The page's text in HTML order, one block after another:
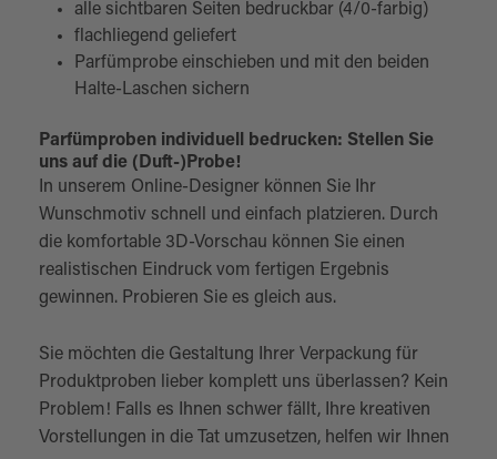
alle sichtbaren Seiten bedruckbar (4/0-farbig)
flachliegend geliefert
Parfümprobe einschieben und mit den beiden
Halte-Laschen sichern
Parfümproben individuell bedrucken: Stellen Sie
uns auf die (Duft-)Probe!
In unserem Online-Designer können Sie Ihr
Wunschmotiv schnell und einfach platzieren. Durch
die komfortable 3D-Vorschau können Sie einen
realistischen Eindruck vom fertigen Ergebnis
gewinnen. Probieren Sie es gleich aus.
Sie möchten die Gestaltung Ihrer Verpackung für
Produktproben lieber komplett uns überlassen? Kein
Problem! Falls es Ihnen schwer fällt, Ihre kreativen
Vorstellungen in die Tat umzusetzen, helfen wir Ihnen